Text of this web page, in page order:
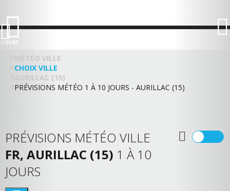
SURF
MÉTÉO VILLE
CHOIX VILLE
AURILLAC (15)
PRÉVISIONS MÉTÉO 1 À 10 JOURS - AURILLAC (15)
PRÉVISIONS MÉTÉO VILLE
FR, AURILLAC (15) 1 À 10
JOURS